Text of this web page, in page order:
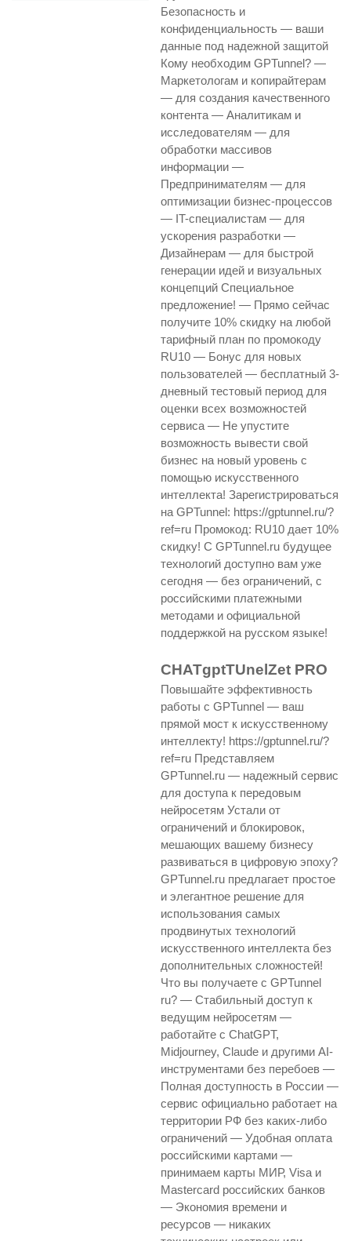
Безопасность и
конфиденциальность — ваши
данные под надежной защитой
Кому необходим GPTunnel? —
Маркетологам и копирайтерам
— для создания качественного
контента — Аналитикам и
исследователям — для
обработки массивов
информации —
Предпринимателям — для
оптимизации бизнес-процессов
— IT-специалистам — для
ускорения разработки —
Дизайнерам — для быстрой
генерации идей и визуальных
концепций Специальное
предложение! — Прямо сейчас
получите 10% скидку на любой
тарифный план по промокоду
RU10 — Бонус для новых
пользователей — бесплатный 3-
дневный тестовый период для
оценки всех возможностей
сервиса — Не упустите
возможность вывести свой
бизнес на новый уровень с
помощью искусственного
интеллекта! Зарегистрироваться
на GPTunnel: https://gptunnel.ru/?
ref=ru Промокод: RU10 дает 10%
скидку! С GPTunnel.ru будущее
технологий доступно вам уже
сегодня — без ограничений, с
российскими платежными
методами и официальной
поддержкой на русском языке!
CHATgptTUnelZet PRO
Повышайте эффективность
работы с GPTunnel — ваш
прямой мост к искусственному
интеллекту! https://gptunnel.ru/?
ref=ru Представляем
GPTunnel.ru — надежный сервис
для доступа к передовым
нейросетям Устали от
ограничений и блокировок,
мешающих вашему бизнесу
развиваться в цифровую эпоху?
GPTunnel.ru предлагает простое
и элегантное решение для
использования самых
продвинутых технологий
искусственного интеллекта без
дополнительных сложностей!
Что вы получаете с GPTunnel
ru? — Стабильный доступ к
ведущим нейросетям —
работайте с ChatGPT,
Midjourney, Claude и другими AI-
инструментами без перебоев —
Полная доступность в России —
сервис официально работает на
территории РФ без каких-либо
ограничений — Удобная оплата
российскими картами —
принимаем карты МИР, Visa и
Mastercard российских банков
— Экономия времени и
ресурсов — никаких